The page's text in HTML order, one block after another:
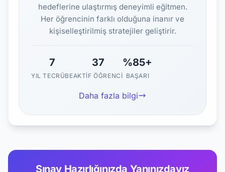
hedeflerine ulaştırmış deneyimli eğitmen.
Her öğrencinin farklı olduğuna inanır ve
kişiselleştirilmiş stratejiler geliştirir.
7
YIL TECRÜBE
37
AKTIF ÖĞRENCI
%85+
BAŞARI
Daha fazla bilgi
Sınav Hazırlığınızda Yanınızdayız